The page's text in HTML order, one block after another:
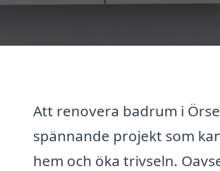
Att renovera badrum i
spännande projekt som
hem och öka trivseln.